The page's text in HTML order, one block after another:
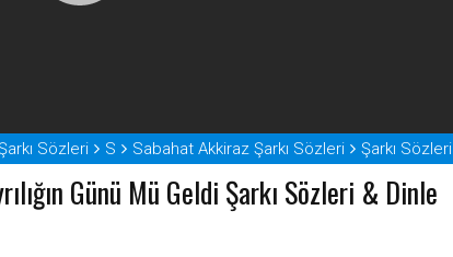
Sözleri S Sabahat Akkiraz Şarkı Sözleri Şarkı Sözleri
Günü Mü Geldi Şarkı Sözleri & Dinle